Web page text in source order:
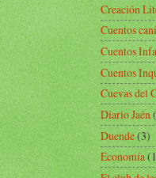
Creación
Cuentos
Cuentos
Cuentos
Cuevas del
Diario Jaén
Duende(3)
Economía